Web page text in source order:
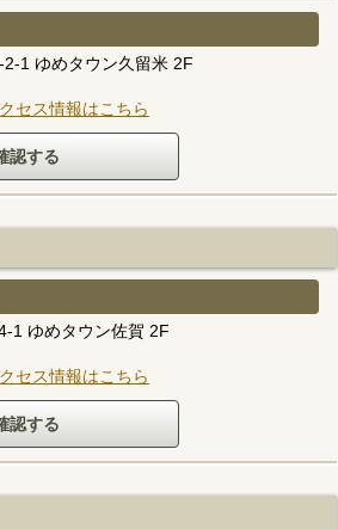
1 ゆめタウン久留米 2F
セス情報はこちら
1 ゆめタウン佐賀 2F
セス情報はこちら